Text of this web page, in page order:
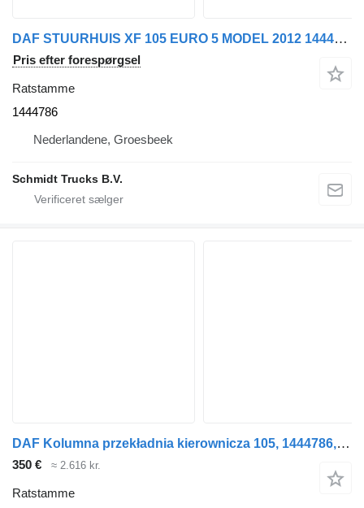
DAF STUURHUIS XF 105 EURO 5 MODEL 2012 1444786 ratstamme til lastbil
Pris efter forespørgsel
Ratstamme
1444786
Nederlandene, Groesbeek
Schmidt Trucks B.V.
DAF Kolumna przekładnia kierownicza 105, 1444786, JRB5002, 1363860 ratstamme til DAF lastbil
350 € ≈ 2.616 kr.
Ratstamme